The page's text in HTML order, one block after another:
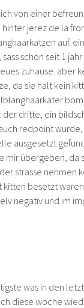
von einer
jerez de la
auf.
schon seit 1
zuhause. aber
da sie halt kein
der dritte, ein
redpoint
ausgesetzt
mir übergeben, da
strasse nehmen
besetzt
negativ und im
was in den
diese woche